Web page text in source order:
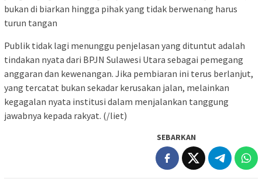
bukan di biarkan hingga pihak yang tidak berwenang harus
turun tangan
Publik tidak lagi menunggu penjelasan yang dituntut adalah
tindakan nyata dari BPJN Sulawesi Utara sebagai pemegang
anggaran dan kewenangan. Jika pembiaran ini terus berlanjut,
yang tercatat bukan sekadar kerusakan jalan, melainkan
kegagalan nyata institusi dalam menjalankan tanggung
jawabnya kepada rakyat. (/liet)
SEBARKAN